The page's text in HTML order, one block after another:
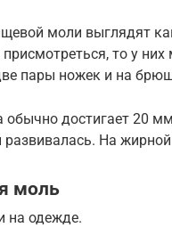
моли выглядят
присмотреться, то у
пары ножек и на
обычно достигает 20
развивалась. На
моль
на одежде.